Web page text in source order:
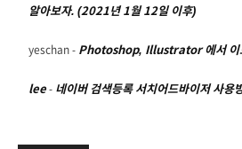
알아보자. (2021년 1월 12일 이후)
yeschan - Photoshop, Illustrator 에서 이
lee - 네이버 검색등록 서치어드바이저 사용